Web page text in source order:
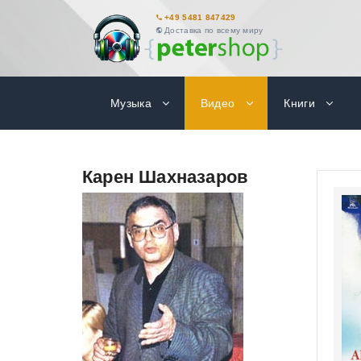
+49 5481 847429
Доставка по всему миру
Музыка Видео Книги
Карен Шахназаров